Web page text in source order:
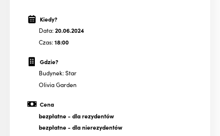
Kiedy?
Data:20.06.2024
Czas:18:00
Gdzie?
Budynek: Star
Olivia Garden
Cena
bezpłatne- dla rezydentów
bezpłatne- dla nierezydentów